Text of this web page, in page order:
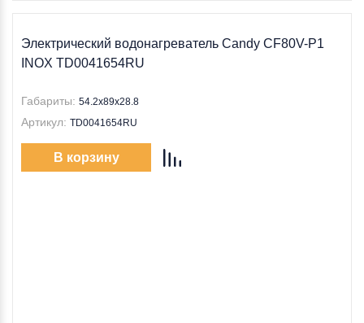
Электрический водонагреватель Candy CF80V-P1
INOX TD0041654RU
Габариты: 54.2х89х28.8
Артикул: TD0041654RU
В корзину